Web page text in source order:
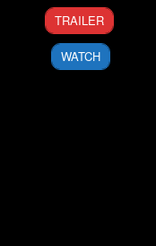
30
Mar
1999
Gil
Junger
TRAILER
WATCH